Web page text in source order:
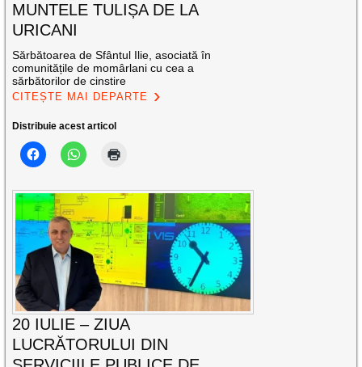
MUNTELE TULIȘA DE LA
URICANI
Sărbătoarea de Sfântul Ilie, asociată în
comunitățile de momârlani cu cea a
sărbătorilor de cinstire
CITEȘTE MAI DEPARTE
Distribuie acest articol
20 IULIE – ZIUA
LUCRĂTORULUI DIN